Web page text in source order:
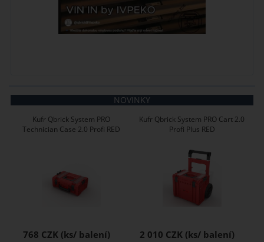
NOVINKY
Kufr Qbrick System PRO
Technician Case 2.0 Profi RED
768 CZK
Kufr Qbrick System PRO Cart 2.0
Profi Plus RED
2 010 CZK